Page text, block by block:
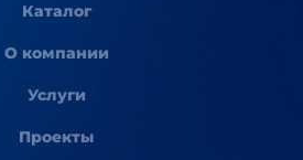
Каталог
О компании
Услуги
Проекты